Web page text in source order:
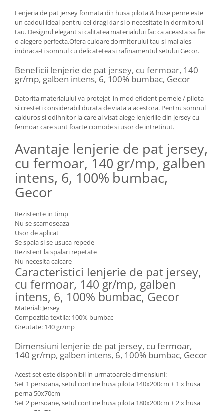
Lenjeria de pat jersey formata din husa pilota & huse perne este
un cadoul ideal pentru cei dragi dar si o necesitate in dormitorul
tau. Designul elegant si calitatea materialului fac ca aceasta sa fie
o alegere perfecta.Ofera culoare dormitorului tau si mai ales
imbraca-ti somnul cu delicatetea si rafinamentul setului Gecor.
Beneficii lenjerie de pat jersey, cu fermoar, 140
gr/mp, galben intens, 6, 100% bumbac, Gecor
Datorita materialului va protejati in mod eficient pernele / pilota
si cresteti considerabil durata de viata a acestora. Pentru somnul
calduros si odihnitor la care ai visat alege lenjeriile din jersey cu
fermoar care sunt foarte comode si usor de intretinut.
Avantaje lenjerie de pat jersey,
cu fermoar, 140 gr/mp, galben
intens, 6, 100% bumbac,
Gecor
Rezistente in timp
Nu se scamoseaza
Usor de aplicat
Se spala si se usuca repede
Rezistent la spalari repetate
Nu necesita calcare
Caracteristici lenjerie de pat jersey,
cu fermoar, 140 gr/mp, galben
intens, 6, 100% bumbac, Gecor
Material: Jersey
Compozitia textila: 100% bumbac
Greutate: 140 gr/mp
Dimensiuni lenjerie de pat jersey, cu fermoar,
140 gr/mp, galben intens, 6, 100% bumbac, Gecor
Acest set este disponibil in urmatoarele dimensiuni:
Set 1 persoana, setul contine husa pilota 140x200cm + 1 x husa
perna 50x70cm
Set 2 persoane, setul contine husa pilota 180x200cm + 2 x husa